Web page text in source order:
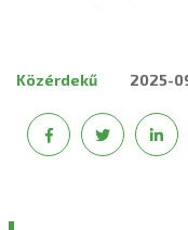
Közérdekű 2025-